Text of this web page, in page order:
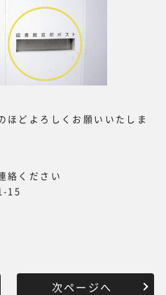
ほどよろしくお願いいたしま
絡ください
15
次ページへ